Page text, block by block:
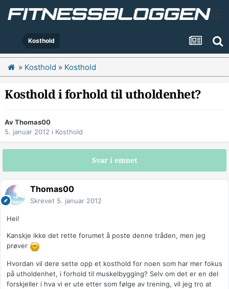
Kosthold
» Kosthold » Kosthold
Kosthold i forhold til utholdenhet?
AvThomas00
5. januar 2012 i Kosthold
Svar i emnet
Thomas00
Skrevet 5. januar 2012
Hei!
Kanskje ikke det rette forumet å poste denne tråden, men jeg
prøver
Hvordan vil dere sette opp et kosthold for noen som har mer fokus
på utholdenhet, i forhold til muskelbygging? Selv om det er en del
forskjeller i hva vi er ute etter som følge av trening, vil jeg tro at